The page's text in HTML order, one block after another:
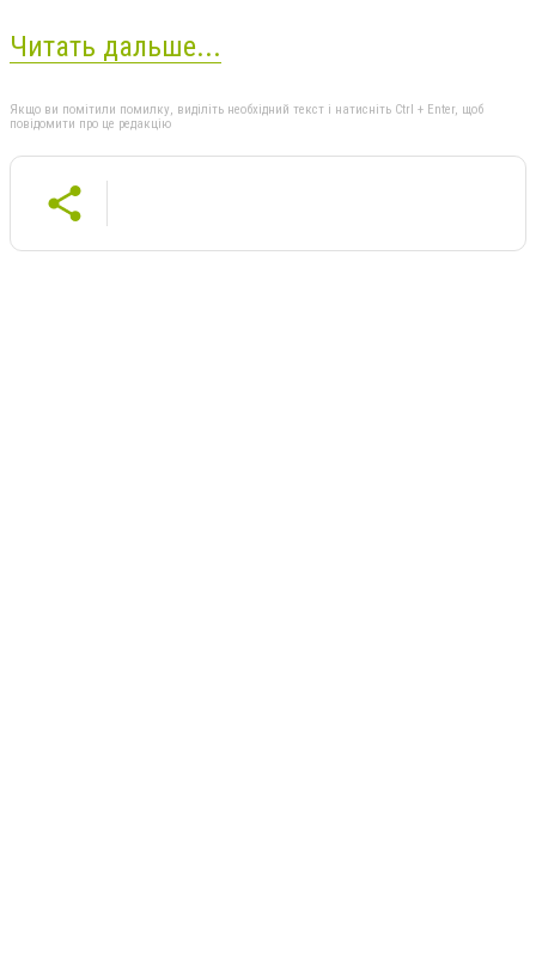
Читать дальше...
Якщо ви помітили помилку, виділіть необхідний текст і натисніть Ctrl + Enter, щоб
повідомити про це редакцію